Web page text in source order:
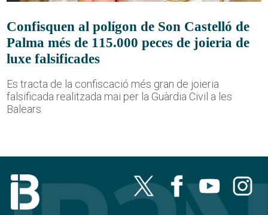
Confisquen al polígon de Son Castelló de
Palma més de 115.000 peces de joieria de
luxe falsificades
Es tracta de la confiscació més gran de joieria
falsificada realitzada mai per la Guàrdia Civil a les
Balears